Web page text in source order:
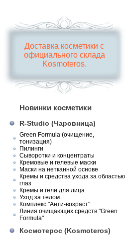
Доставка косметики с
официального склада
Kosmoteros.
Новинки косметики
R-Studio (Чаровница)
Green Formula (очищение,
тонизация)
Пилинги
Сыворотки и концентраты
Кремовые и гелевые маски
Маски на нетканной основе
Кремы и средства ухода за областью
глаз
Кремы и гели для лица
Уход за телом
Комплекс "Анти-возраст"
Линия очищающих средств "Green
Formula"
Космотерос (Kosmoteros)